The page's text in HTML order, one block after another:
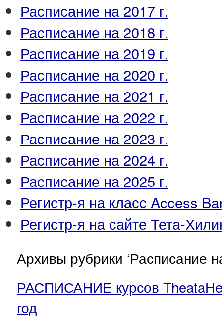
Расписание на 2017 г.
Расписание на 2018 г.
Расписание на 2019 г.
Расписание на 2020 г.
Расписание на 2021 г.
Расписание на 2022 г.
Расписание на 2023 г.
Расписание на 2024 г.
Расписание на 2025 г.
Регистр-я на класс Access
Регистр-я на сайте Тета-
Архивы рубрики ‘Расписание
РАСПИСАНИЕ курсов
год